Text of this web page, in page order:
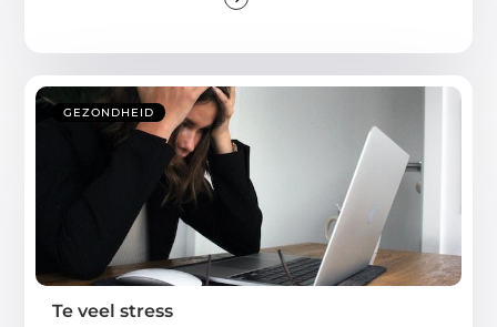
GEZONDHEID
Te veel stress